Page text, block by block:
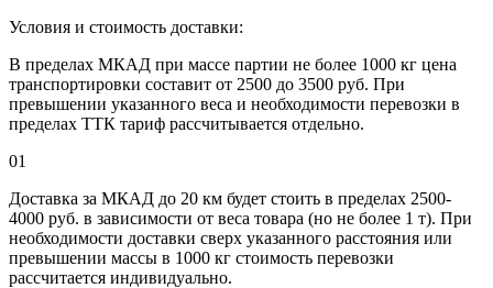
Условия и стоимость доставки:
В пределах МКАД при массе партии не более 1000 кг цена
транспортировки составит от 2500 до 3500 руб. При
превышении указанного веса и необходимости перевозки в
пределах ТТК тариф рассчитывается отдельно.
01
Доставка за МКАД до 20 км будет стоить в пределах 2500-
4000 руб. в зависимости от веса товара (но не более 1 т). При
необходимости доставки сверх указанного расстояния или
превышении массы в 1000 кг стоимость перевозки
рассчитается индивидуально.